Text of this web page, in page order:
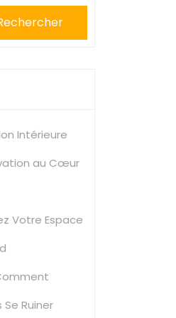
Intérieure
au Cœur
Votre Espace
Ruiner